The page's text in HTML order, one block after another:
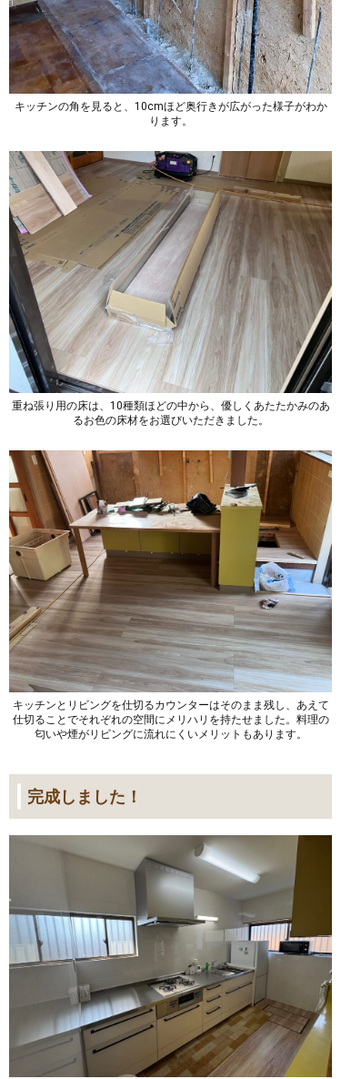
キッチンの角を見ると、10cmほど奥行きが広がった様子がわか
ります。
重ね張り用の床は、10種類ほどの中から、優しくあたたかみのあ
るお色の床材をお選びいただきました。
キッチンとリビングを仕切るカウンターはそのまま残し、あえて
仕切ることでそれぞれの空間にメリハリを持たせました。料理の
匂いや煙がリビングに流れにくいメリットもあります。
完成しました！